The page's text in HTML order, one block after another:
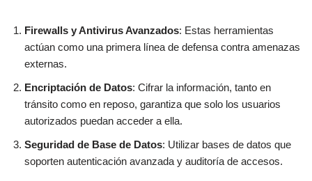
Firewalls y Antivirus Avanzados: Estas herramientas
actúan como una primera línea de defensa contra amenazas
externas.
Encriptación de Datos: Cifrar la información, tanto en
tránsito como en reposo, garantiza que solo los usuarios
autorizados puedan acceder a ella.
Seguridad de Base de Datos: Utilizar bases de datos que
soporten autenticación avanzada y auditoría de accesos.